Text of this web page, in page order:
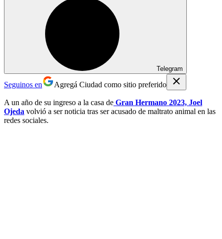
Telegram
Seguinos en Agregá Ciudad como sitio preferido
A un año de su ingreso a la casa de Gran Hermano 2023, Joel
Ojeda volvió a ser noticia tras ser acusado de maltrato animal en las
redes sociales.